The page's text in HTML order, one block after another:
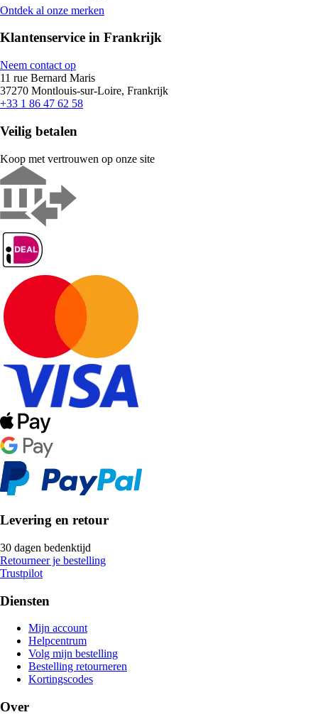
Ontdek al onze merken
Klantenservice in Frankrijk
Neem contact op
11 rue Bernard Maris
37270 Montlouis-sur-Loire, Frankrijk
+33 1 86 47 62 58
Veilig betalen
Koop met vertrouwen op onze site
Levering en retour
30 dagen bedenktijd
Retourneer je bestelling
Trustpilot
Diensten
Mijn account
Helpcentrum
Volg mijn bestelling
Bestelling retourneren
Kortingscodes
Over